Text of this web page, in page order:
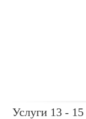
Услуги 13 -